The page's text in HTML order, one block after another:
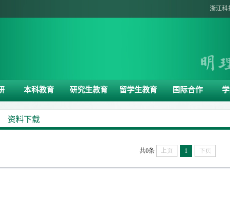
浙江科
本科教育 研究生教育 留学生教育 国际合作
资料下载
共0条 上页 1 下页